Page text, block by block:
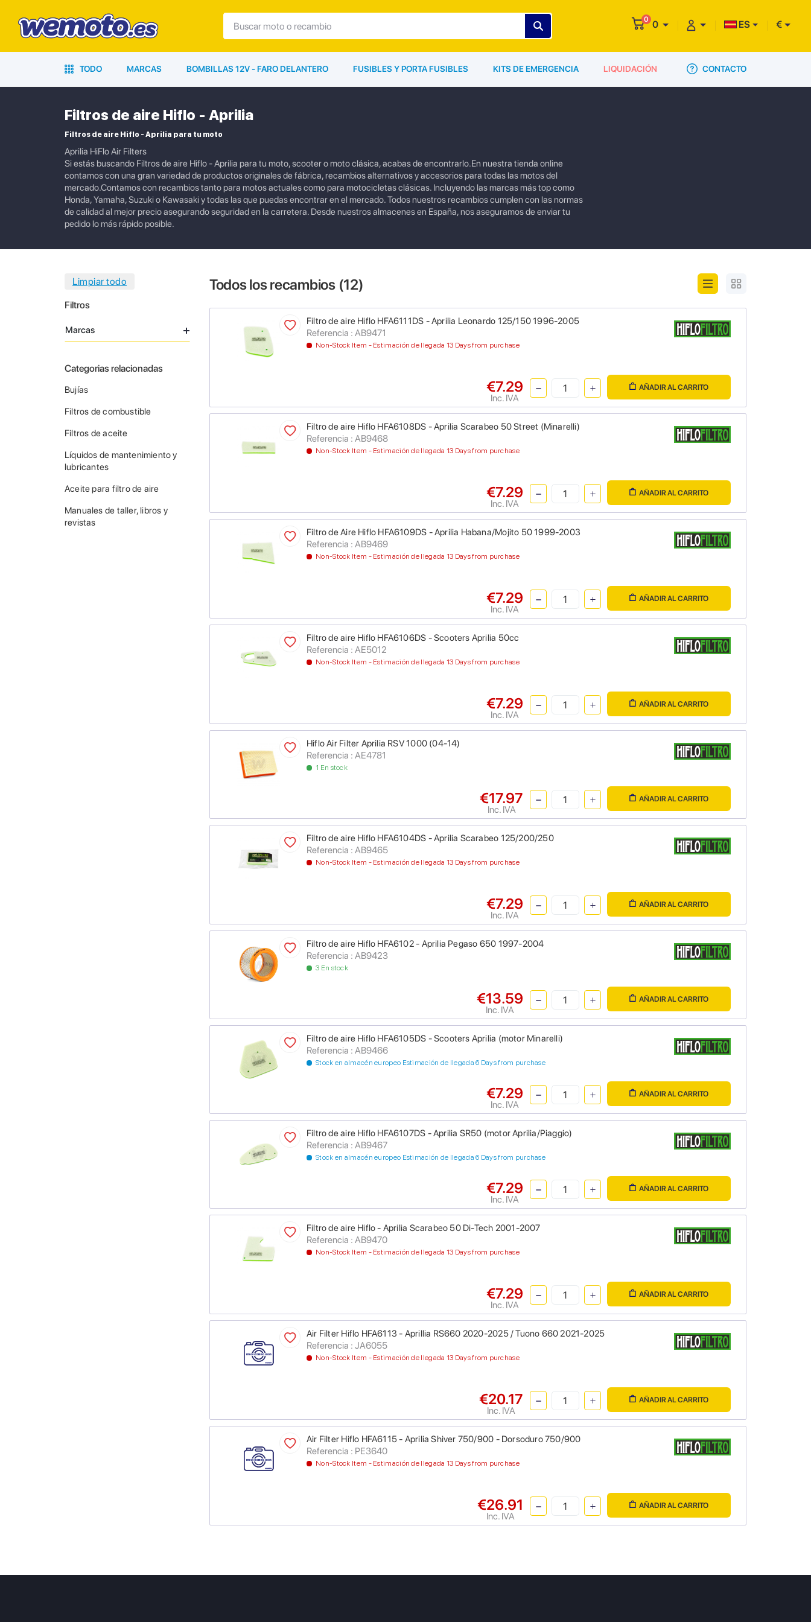
0 0 ES €
TODO MARCAS BOMBILLAS 12V - FARO DELANTERO FUSIBLES Y PORTA FUSIBLES KITS DE EMERGENCIA LIQUIDACIÓN CONTACTO
Filtros de aire Hiflo - Aprilia
Filtros de aire Hiflo - Aprilia para tu moto
Aprilia HiFlo Air Filters
Si estás buscando Filtros de aire Hiflo - Aprilia para tu moto, scooter o moto clásica, acabas de encontrarlo.En nuestra tienda online
contamos con una gran variedad de productos originales de fábrica, recambios alternativos y accesorios para todas las motos del
mercado.Contamos con recambios tanto para motos actuales como para motocicletas clásicas. Incluyendo las marcas más top como
Honda, Yamaha, Suzuki o Kawasaki y todas las que puedas encontrar en el mercado. Todos nuestros recambios cumplen con las normas
de calidad al mejor precio asegurando seguridad en la carretera. Desde nuestros almacenes en España, nos aseguramos de enviar tu
pedido lo más rápido posible.
Filtros
Marcas
Categorias relacionadas
Bujías
Filtros de combustible
Filtros de aceite
Líquidos de mantenimiento y
lubricantes
Aceite para filtro de aire
Manuales de taller, libros y
revistas
Todos los recambios (12)
Filtro de aire Hiflo HFA6111DS - Aprilia Leonardo 125/150 1996-2005
Referencia : AB9471
Non-Stock Item - Estimación de llegada 13 Days from purchase
€7.29
Inc. IVA
AÑADIR AL CARRITO
Filtro de aire Hiflo HFA6108DS - Aprilia Scarabeo 50 Street (Minarelli)
Referencia : AB9468
Non-Stock Item - Estimación de llegada 13 Days from purchase
€7.29
Inc. IVA
AÑADIR AL CARRITO
Filtro de Aire Hiflo HFA6109DS - Aprilia Habana/Mojito 50 1999-2003
Referencia : AB9469
Non-Stock Item - Estimación de llegada 13 Days from purchase
€7.29
Inc. IVA
AÑADIR AL CARRITO
Filtro de aire Hiflo HFA6106DS - Scooters Aprilia 50cc
Referencia : AE5012
Non-Stock Item - Estimación de llegada 13 Days from purchase
€7.29
Inc. IVA
AÑADIR AL CARRITO
Hiflo Air Filter Aprilia RSV 1000 (04-14)
Referencia : AE4781
1 En stock
€17.97
Inc. IVA
AÑADIR AL CARRITO
Filtro de aire Hiflo HFA6104DS - Aprilia Scarabeo 125/200/250
Referencia : AB9465
Non-Stock Item - Estimación de llegada 13 Days from purchase
€7.29
Inc. IVA
AÑADIR AL CARRITO
Filtro de aire Hiflo HFA6102 - Aprilia Pegaso 650 1997-2004
Referencia : AB9423
3 En stock
€13.59
Inc. IVA
AÑADIR AL CARRITO
Filtro de aire Hiflo HFA6105DS - Scooters Aprilia (motor Minarelli)
Referencia : AB9466
Stock en almacén europeo Estimación de llegada 6 Days from purchase
€7.29
Inc. IVA
AÑADIR AL CARRITO
Filtro de aire Hiflo HFA6107DS - Aprilia SR50 (motor Aprilia/Piaggio)
Referencia : AB9467
Stock en almacén europeo Estimación de llegada 6 Days from purchase
€7.29
Inc. IVA
AÑADIR AL CARRITO
Filtro de aire Hiflo - Aprilia Scarabeo 50 Di-Tech 2001-2007
Referencia : AB9470
Non-Stock Item - Estimación de llegada 13 Days from purchase
€7.29
Inc. IVA
AÑADIR AL CARRITO
Air Filter Hiflo HFA6113 - Aprillia RS660 2020-2025 / Tuono 660 2021-2025
Referencia : JA6055
Non-Stock Item - Estimación de llegada 13 Days from purchase
€20.17
Inc. IVA
AÑADIR AL CARRITO
Air Filter Hiflo HFA6115 - Aprilia Shiver 750/900 - Dorsoduro 750/900
Referencia : PE3640
Non-Stock Item - Estimación de llegada 13 Days from purchase
€26.91
Inc. IVA
AÑADIR AL CARRITO